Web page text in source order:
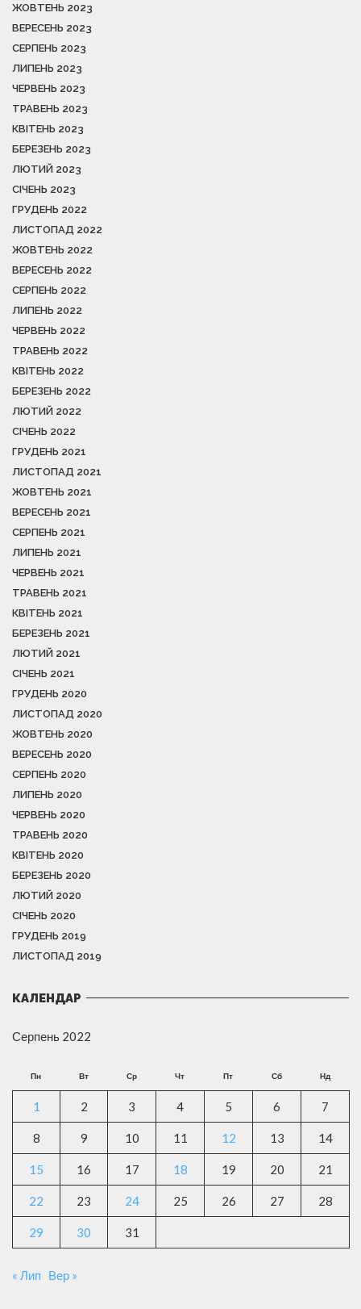
ЖОВТЕНЬ 2023
ВЕРЕСЕНЬ 2023
СЕРПЕНЬ 2023
ЛИПЕНЬ 2023
ЧЕРВЕНЬ 2023
ТРАВЕНЬ 2023
КВІТЕНЬ 2023
БЕРЕЗЕНЬ 2023
ЛЮТИЙ 2023
СІЧЕНЬ 2023
ГРУДЕНЬ 2022
ЛИСТОПАД 2022
ЖОВТЕНЬ 2022
ВЕРЕСЕНЬ 2022
СЕРПЕНЬ 2022
ЛИПЕНЬ 2022
ЧЕРВЕНЬ 2022
ТРАВЕНЬ 2022
КВІТЕНЬ 2022
БЕРЕЗЕНЬ 2022
ЛЮТИЙ 2022
СІЧЕНЬ 2022
ГРУДЕНЬ 2021
ЛИСТОПАД 2021
ЖОВТЕНЬ 2021
ВЕРЕСЕНЬ 2021
СЕРПЕНЬ 2021
ЛИПЕНЬ 2021
ЧЕРВЕНЬ 2021
ТРАВЕНЬ 2021
КВІТЕНЬ 2021
БЕРЕЗЕНЬ 2021
ЛЮТИЙ 2021
СІЧЕНЬ 2021
ГРУДЕНЬ 2020
ЛИСТОПАД 2020
ЖОВТЕНЬ 2020
ВЕРЕСЕНЬ 2020
СЕРПЕНЬ 2020
ЛИПЕНЬ 2020
ЧЕРВЕНЬ 2020
ТРАВЕНЬ 2020
КВІТЕНЬ 2020
БЕРЕЗЕНЬ 2020
ЛЮТИЙ 2020
СІЧЕНЬ 2020
ГРУДЕНЬ 2019
ЛИСТОПАД 2019
КАЛЕНДАР
Серпень 2022
Пн Вт Ср Чт Пт Сб Нд
1 2 3 4 5 6 7
8 9 10 11 12 13 14
15 16 17 18 19 20 21
22 23 24 25 26 27 28
29 30 31
« Лип Вер »